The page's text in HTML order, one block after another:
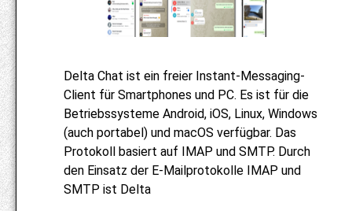
Delta Chat ist ein freier Instant-Messaging-
Client für Smartphones und PC. Es ist für die
Betriebssysteme Android, iOS, Linux, Windows
(auch portabel) und macOS verfügbar. Das
Protokoll basiert auf IMAP und SMTP. Durch
den Einsatz der E-Mailprotokolle IMAP und
SMTP ist Delta